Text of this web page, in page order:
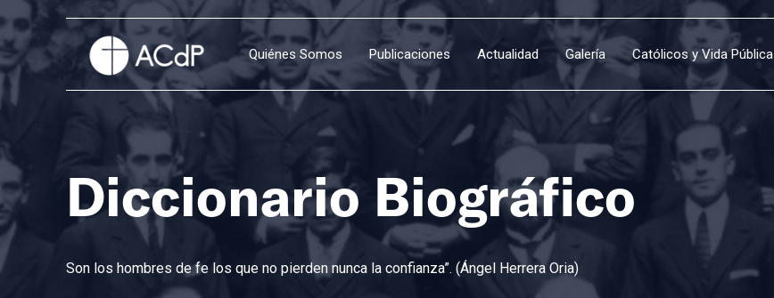
Quiénes Somos Publicaciones Actualidad Galería Católicos y Vida Pública
Diccionario Biográfico
Son los hombres de fe los que no pierden nunca la confianza”. (Ángel Herrera Oria)